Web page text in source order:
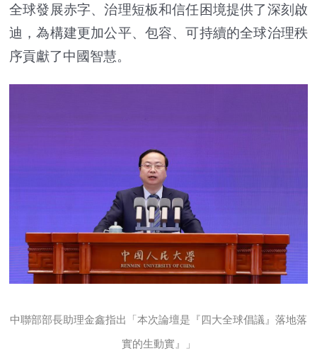
全球發展赤字、治理短板和信任困境提供了深刻啟
迪，為構建更加公平、包容、可持續的全球治理秩
序貢獻了中國智慧。
中聯部部長助理金鑫指出「本次論壇是『四大全球倡議』落地落
實的生動實』」